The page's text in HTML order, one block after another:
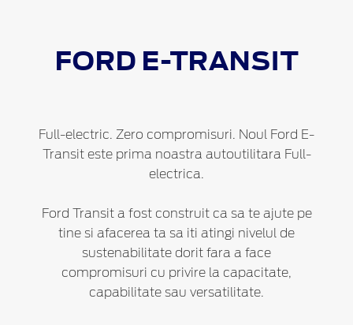
FORD E-TRANSIT
Full-electric. Zero compromisuri. Noul Ford E-
Transit este prima noastra autoutilitara Full-
electrica.
Ford Transit a fost construit ca sa te ajute pe
tine si afacerea ta sa iti atingi nivelul de
sustenabilitate dorit fara a face
compromisuri cu privire la capacitate,
capabilitate sau versatilitate.